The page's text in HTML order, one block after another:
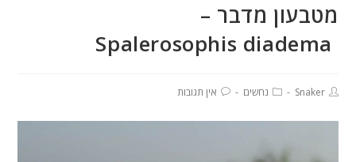
מטבעון מדבר –
Snaker נחשים אין תגובות